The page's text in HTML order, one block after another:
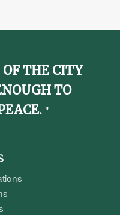
THE CITY
TO